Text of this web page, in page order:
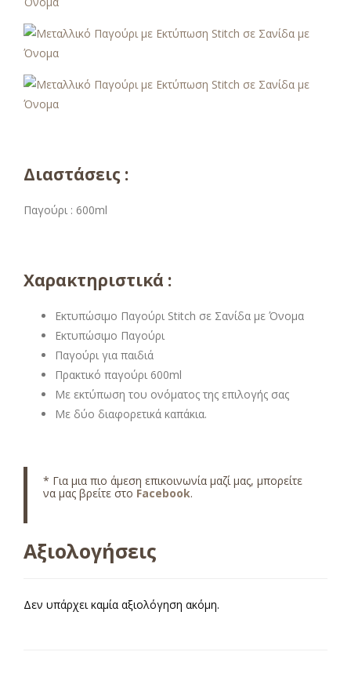
Διαστάσεις :
Παγούρι : 600ml
Χαρακτηριστικά :
Εκτυπώσιμο Παγούρι Stitch σε Σανίδα με Όνομα
Εκτυπώσιμο Παγούρι
Παγούρι για παιδιά
Πρακτικό παγούρι 600ml
Με εκτύπωση του ονόματος της επιλογής σας
Με δύο διαφορετικά καπάκια.
* Για μια πιο άμεση επικοινωνία μαζί μας, μπορείτε
να μας βρείτε στο Facebook.
Αξιολογήσεις
Δεν υπάρχει καμία αξιολόγηση ακόμη.